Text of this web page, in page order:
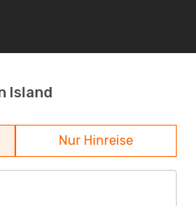
Island
Nur Hinreise